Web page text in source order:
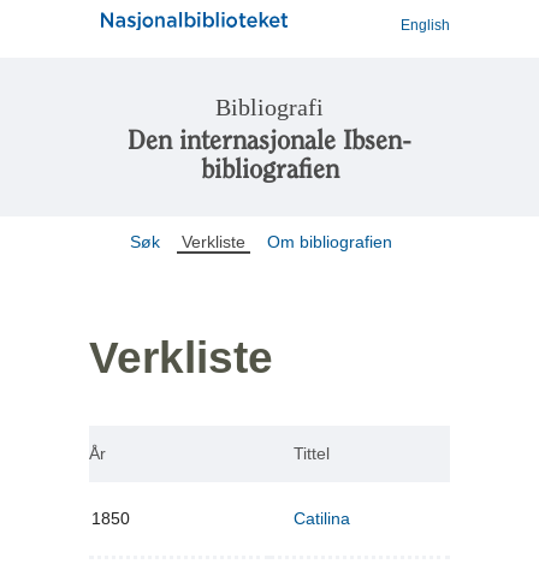
English
Bibliografi
Den internasjonale Ibsen-
bibliografien
Søk Verkliste Om bibliografien
Verkliste
År Tittel
1850 Catilina